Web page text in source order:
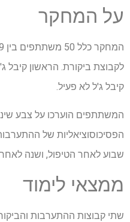
על המחקר
לקבוצת ביקורת. הראשון קיבל
קיבל ג'ל לא פעיל.
המשתתפים הוערכו על צבע
הפסיכוסוציאליות של
שבוע לאחר הטיפול, ושנה
ממצאי לימוד
שתי קבוצות ההתערבות